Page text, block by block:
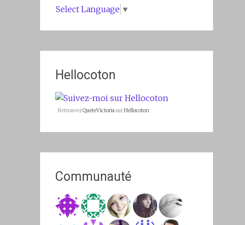
Select Language ▼
Hellocoton
RetrouvezQueteVictoria surHellocoton
Communauté